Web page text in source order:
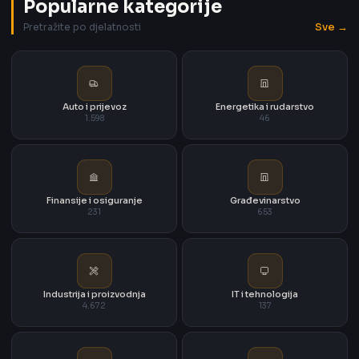
Popularne kategorije
Pretražite po djelatnosti Sve →
Auto i prijevoz
1.598
Energetika i rudarstvo
46
Finansije i osiguranje
231
Građevinarstvo
653
Industrija i proizvodnja
4.672
IT i tehnologija
137